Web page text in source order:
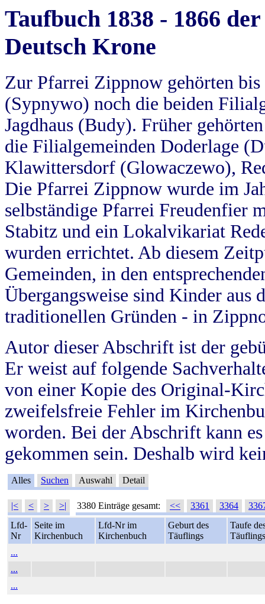
Taufbuch 1838 - 1866
Deutsch Krone
Zur Pfarrei Zippnow gehörten
(Sypnywo) noch die beiden
Jagdhaus (Budy). Früher
die Filialgemeinden Doderlage
Klawittersdorf (Glowaczewo),
Die Pfarrei Zippnow wurde im
selbständige Pfarrei Freudenfier
Stabitz und ein Lokalvikariat
wurden errichtet. Ab diesem
Gemeinden, in den
Übergangsweise sind Kinder aus
traditionellen Gründen - in
Autor dieser Abschrift ist der
Er weist auf folgende
von einer Kopie des Original-
zweifelsfreie Fehler im
worden. Bei der Abschrift kann
gekommen sein. Deshalb wird
Alles Suchen Auswahl Detail
|< < > >| 3380 Einträge gesamt: << 3361 3364
Lfd-
Nr
Seite im
Kirchenbuch
Lfd-Nr im
Kirchenbuch
Geburt des
Täuflings
Taufe
Täuflings
...
...
...